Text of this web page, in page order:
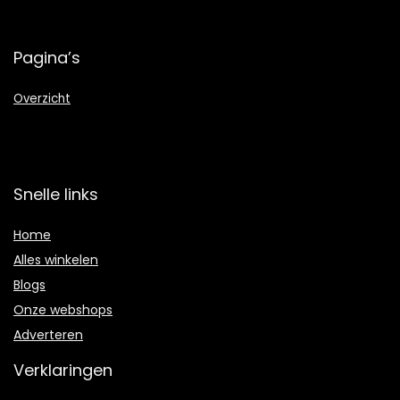
Pagina’s
Overzicht
Snelle links
Home
Alles winkelen
Blogs
Onze webshops
Adverteren
Verklaringen